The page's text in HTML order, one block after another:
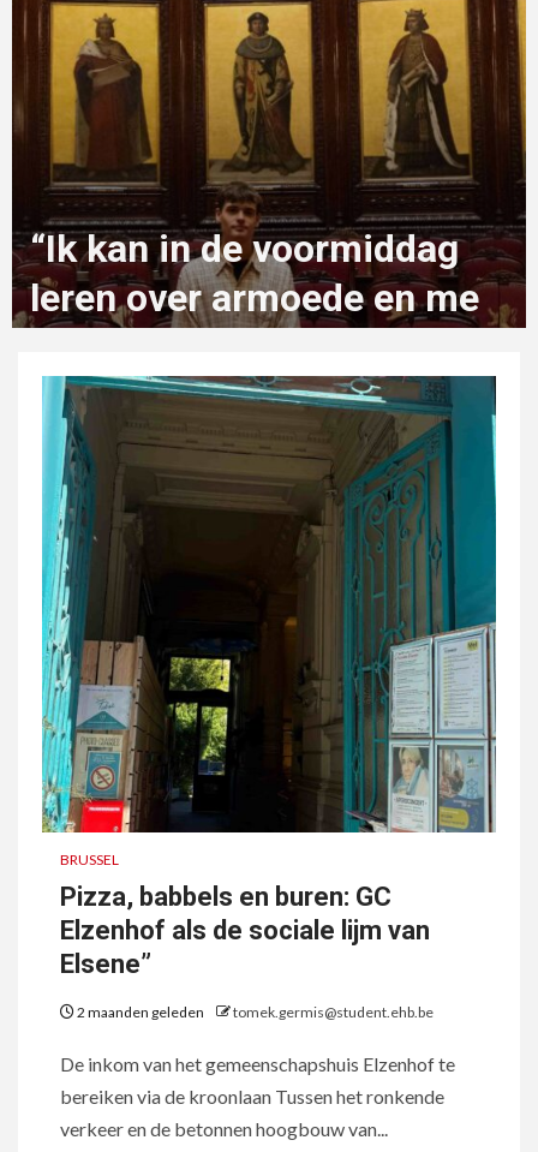
“Ik kan in de voormiddag
leren over armoede en me
om die te verminderen”
2 maanden geleden zeno.van.muylders@student.ehb.be
BRUSSEL
Pizza, babbels en buren: GC
Elzenhof als de sociale lijm van
Elsene”
2 maanden geleden tomek.germis@student.ehb.be
De inkom van het gemeenschapshuis Elzenhof te
bereiken via de kroonlaan Tussen het ronkende
verkeer en de betonnen hoogbouw van...